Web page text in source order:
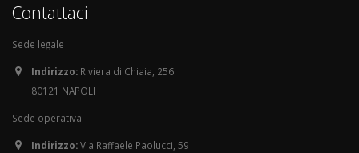
Contattaci
Sede legale
Indirizzo: Riviera di Chiaia, 256
80121 NAPOLI
Sede operativa
Indirizzo:Via Raffaele Paolucci, 59